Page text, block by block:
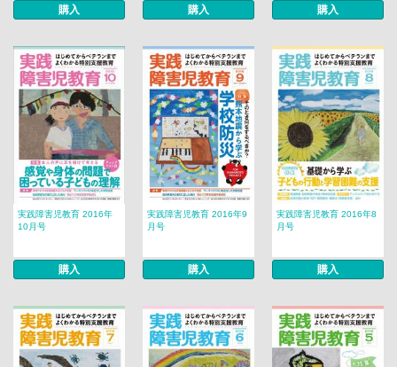
購入 購入 購入
実践障害児教育 2016年
10月号
購入
実践障害児教育 2016年9
月号
購入
実践障害児教育 2016年8
月号
購入